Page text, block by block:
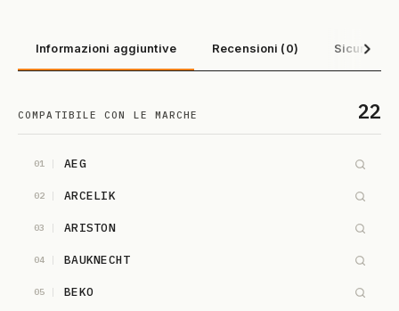
Informazioni aggiuntive Recensioni (0) Sicurezza
COMPATIBILE CON LE MARCHE 22
01 AEG
02 ARCELIK
03 ARISTON
04 BAUKNECHT
05 BEKO